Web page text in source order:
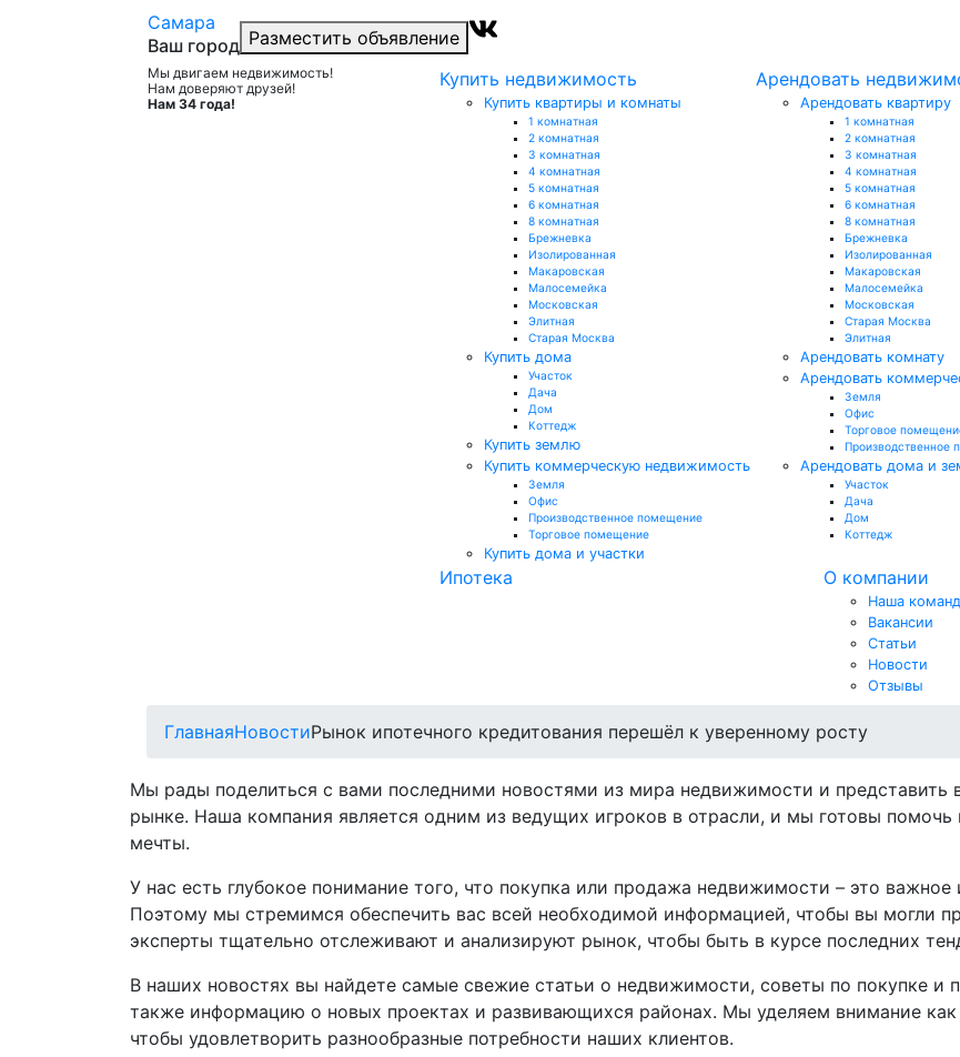
Мы двигаем недвижимость!
Нам доверяют друзей!
Нам 34 года!
Купить недвижимость
Купить квартиры и комнаты
1 комнатная
2 комнатная
3 комнатная
4 комнатная
5 комнатная
6 комнатная
8 комнатная
Брежневка
Изолированная
Макаровская
Малосемейка
Московская
Элитная
Старая Москва
Купить дома
Участок
Дача
Дом
Коттедж
Купить землю
Купить коммерческую недвижимость
Земля
Офис
Производственное помещение
Торговое помещение
Купить дома и участки
Арендовать
Арендовать квартиру
1 комнатная
2 комнатная
3 комнатная
4 комнатная
5 комнатная
6 комнатная
8 комнатная
Брежневка
Изолированная
Макаровская
Малосемейка
Московская
Старая Москва
Элитная
Арендовать комнату
Арендовать
Земля
Офис
Торговое
Производственное
Арендовать дома и
Участок
Дача
Дом
Коттедж
Ипотека О компании
Наша
Вакансии
Статьи
Новости
Отзывы
Самара
Ваш город Разместить объявление
ГлавнаяНовостиРынок ипотечного кредитования перешёл к уверенному росту
Мы рады поделиться с вами последними новостями из мира недвижимости и представить
рынке. Наша компания является одним из ведущих игроков в отрасли, и мы готовы
мечты.
У нас есть глубокое понимание того, что покупка или продажа недвижимости – это
Поэтому мы стремимся обеспечить вас всей необходимой информацией, чтобы вы могли
эксперты тщательно отслеживают и анализируют рынок, чтобы быть в курсе последних
В наших новостях вы найдете самые свежие статьи о недвижимости, советы по покупке и
также информацию о новых проектах и развивающихся районах. Мы уделяем внимание
чтобы удовлетворить разнообразные потребности наших клиентов.